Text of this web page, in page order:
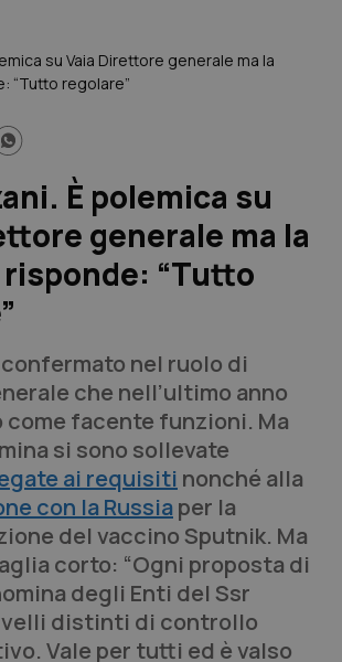
su Vaia Direttore generale ma la
“Tutto regolare”
È polemica su
generale ma la
risponde: “Tutto
nel ruolo di
che nell’ultimo anno
come facente funzioni. Ma
si sono sollevate
ai requisiti nonché alla
con la Russiaper la
del vaccino Sputnik. Ma
corto: “Ogni proposta di
degli Enti del Ssr
distinti di controllo
Vale per tutti ed è valso